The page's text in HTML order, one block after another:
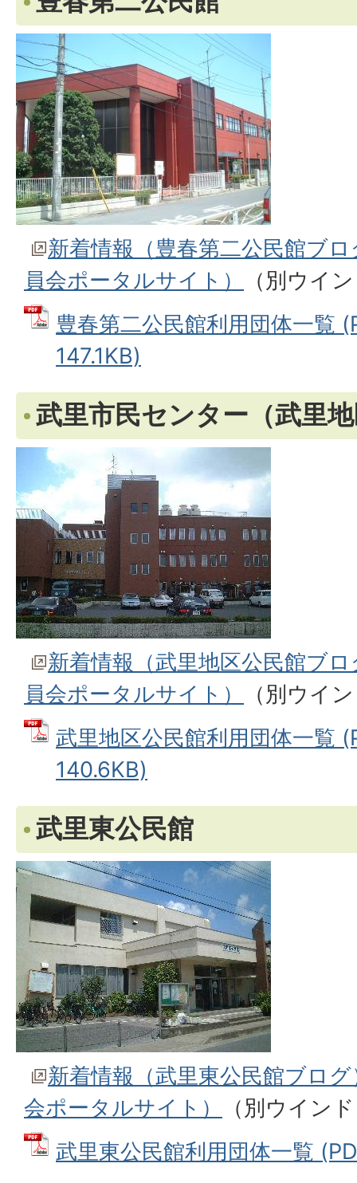
新着情報（豊春第二公民館ブ
員会ポータルサイト）
（別ウイ
豊春第二公民館利用団体一覧
147.1KB)
武里市民センター（武里
新着情報（武里地区公民館ブ
員会ポータルサイト）
（別ウイ
武里地区公民館利用団体一覧
140.6KB)
武里東公民館
新着情報（武里東公民館ブロ
会ポータルサイト）
（別ウイン
武里東公民館利用団体一覧